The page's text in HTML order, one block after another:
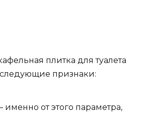
плитка для туалета
признаки:
именно от этого параметра,